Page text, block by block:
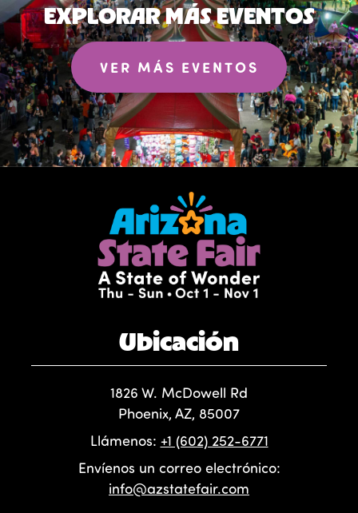
EXPLORAR MÁS EVENTOS
VER MÁS EVENTOS
Ubicación
1826 W. McDowell Rd
Phoenix, AZ, 85007
Llámenos: +1 (602) 252-6771
Envíenos un correo electrónico:
info@azstatefair.com